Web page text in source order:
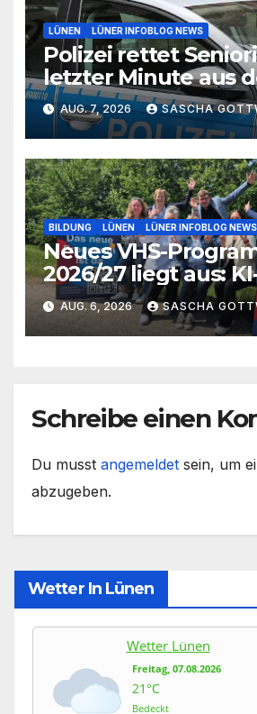
LÜNEN LÜNER INFOBLOG NEWS
Polizei rettet
letzter Minute aus
bei Lünen
AUG. 7, 2026 SASCHA
BILDUNG LÜNEN LÜNER INFOBLOG NEWS
Neues VHS-
2026/27 liegt aus:
IGA-Guides und
Formate
AUG. 6, 2026 SASCHA
Schreibe einen
Du musst angemeldet sein, um
abzugeben.
Wetter In Lünen
Wetter Lünen
Freitag, 07.08.2026
21°C
Bedeckt